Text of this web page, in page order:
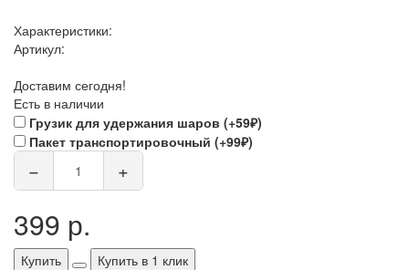
Характеристики:
Артикул:
Доставим сегодня!
Есть в наличии
Грузик для удержания шаров (+59₽)
Пакет транспортировочный (+99₽)
− +
399 р.
Купить
Купить в 1 клик